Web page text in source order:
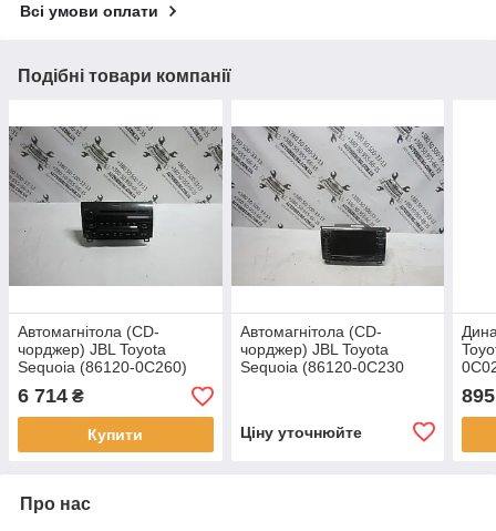
Всі умови оплати
Подібні товари компанії
Автомагнітола (CD-
чорджер) JBL Toyota
Sequoia (86120-0C260)
6 714 ₴
Купити
Автомагнітола (CD-
чорджер) JBL Toyota
Sequoia (86120-0C230
Ціну уточнюйте
895
Про нас